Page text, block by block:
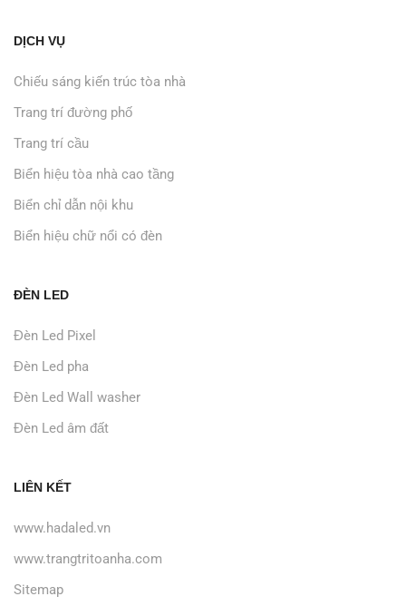
DỊCH VỤ
Chiếu sáng kiến trúc tòa nhà
Trang trí đường phố
Trang trí cầu
Biển hiệu tòa nhà cao tầng
Biển chỉ dẫn nội khu
Biển hiệu chữ nổi có đèn
ĐÈN LED
Đèn Led Pixel
Đèn Led pha
Đèn Led Wall washer
Đèn Led âm đất
LIÊN KẾT
www.hadaled.vn
www.trangtritoanha.com
Sitemap